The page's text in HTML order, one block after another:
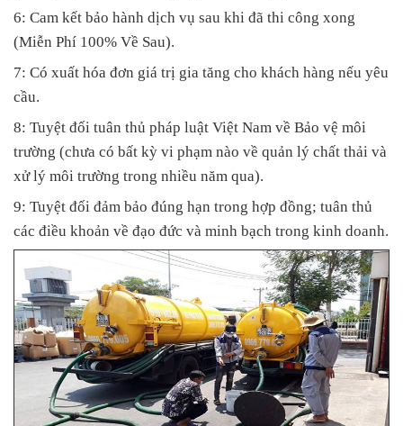
6: Cam kết bảo hành dịch vụ sau khi đã thi công xong
(Miễn Phí 100% Về Sau).
7: Có xuất hóa đơn giá trị gia tăng cho khách hàng nếu yêu
cầu.
8: Tuyệt đối tuân thủ pháp luật Việt Nam về Bảo vệ môi
trường (chưa có bất kỳ vi phạm nào về quản lý chất thải và
xử lý môi trường trong nhiều năm qua).
9: Tuyệt đối đảm bảo đúng hạn trong hợp đồng; tuân thủ
các điều khoản về đạo đức và minh bạch trong kinh doanh.